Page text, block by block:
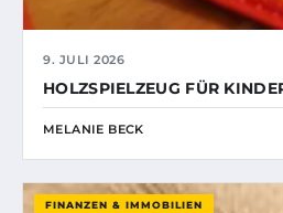
9. JULI 2026
HOLZSPIELZEUG FÜR
MELANIE BECK
FINANZEN & IMMOBILIEN